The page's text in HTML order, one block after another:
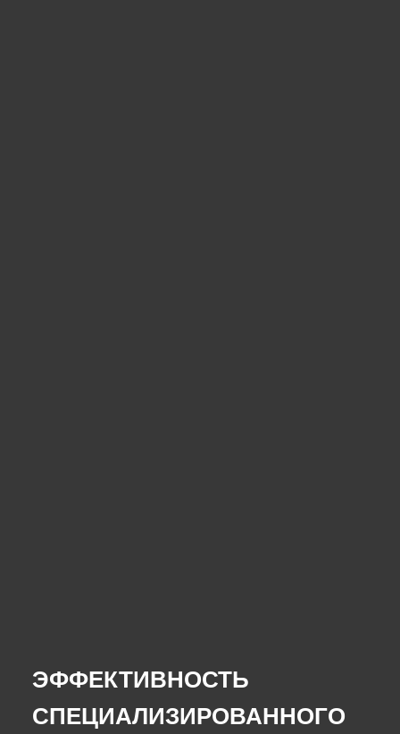
ЭФФЕКТИВНОСТЬ
СПЕЦИАЛИЗИРОВАННОГО